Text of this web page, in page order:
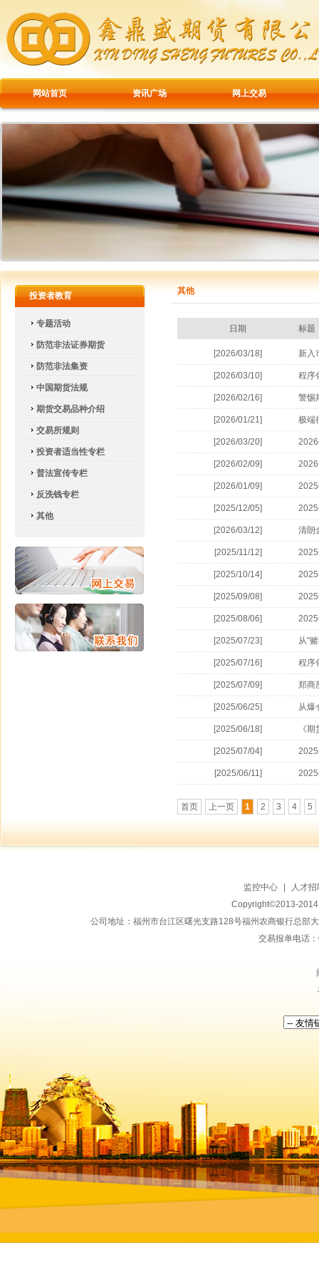
网站首页 资讯广场 网上交易
投资者教育
专题活动
防范非法证券期货
防范非法集资
中国期货法规
期货交易品种介绍
交易所规则
投资者适当性专栏
普法宣传专栏
反洗钱专栏
其他
其他
日期 标题
[2026/03/18] 新入
[2026/03/10] 程序
[2026/02/16] 警惕
[2026/01/21] 极端
[2026/03/20]
[2026/02/09]
[2026/01/09]
[2025/12/05]
[2026/03/12] 清朗
[2025/11/12]
[2025/10/14]
[2025/09/08]
[2025/08/06]
[2025/07/23] 从"
[2025/07/16] 程序
[2025/07/09] 郑商
[2025/06/25] 从爆
[2025/06/18] 《
[2025/07/04]
[2025/06/11]
首页 上一页 1 2 3 4 5
监控中心
人才招
Copyright©2013-
公司地址：福州市台江区曙光支路128号福州农商银行总
交易报单电话